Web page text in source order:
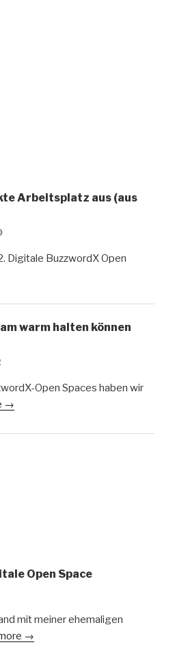
Arbeitsplatz aus (aus
Digitale BuzzwordX Open
warm halten können
Open Spaces haben wir
→
Open Space
mit meiner ehemaligen
→